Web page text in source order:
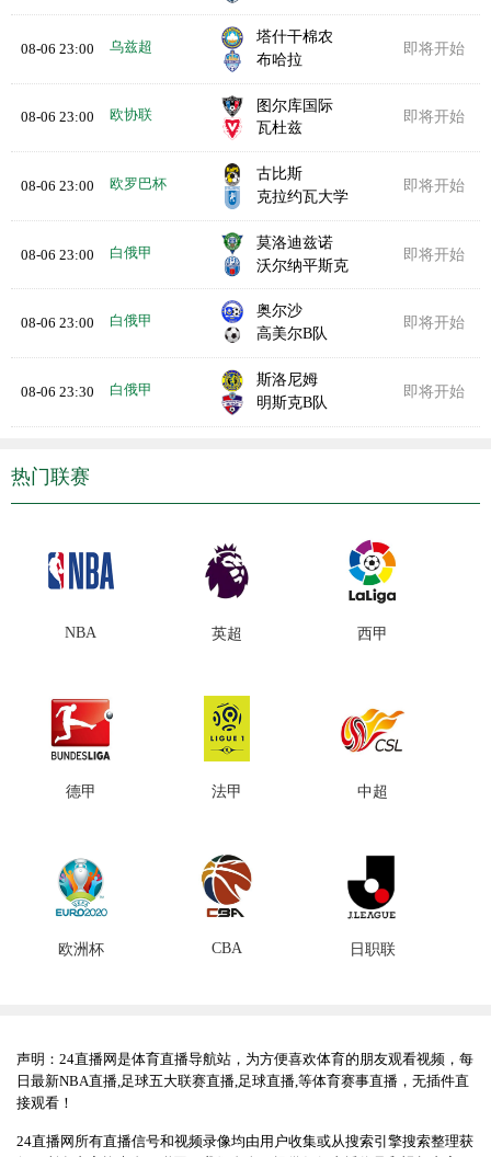
08-06 23:00 乌兹超
塔什干棉农
布哈拉
即将开始
08-06 23:00 欧协联
图尔库国际
瓦杜兹
即将开始
08-06 23:00 欧罗巴杯
古比斯
克拉约瓦大学
即将开始
08-06 23:00 白俄甲
莫洛迪兹诺
沃尔纳平斯克
即将开始
08-06 23:00 白俄甲
奥尔沙
高美尔B队
即将开始
08-06 23:30 白俄甲
斯洛尼姆
明斯克B队
即将开始
热门联赛
NBA 英超 西甲
德甲 法甲 中超
欧洲杯 CBA 日职联
声明：24直播网是体育直播导航站，为方便喜欢体育的朋友观看视频，每
日最新NBA直播,足球五大联赛直播,足球直播,等体育赛事直播，无插件直
接观看！
24直播网所有直播信号和视频录像均由用户收集或从搜索引擎搜索整理获